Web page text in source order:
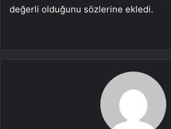
değerli olduğunu sözlerine ekledi.